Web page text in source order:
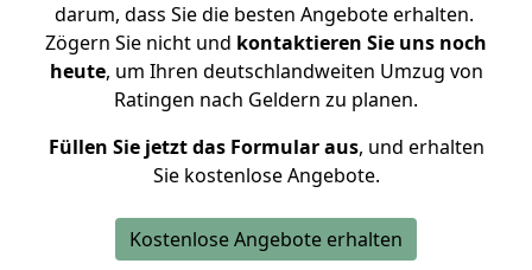
darum, dass Sie die besten Angebote erhalten.
Zögern Sie nicht und kontaktieren Sie uns noch
heute, um Ihren deutschlandweiten Umzug von
Ratingen nach Geldern zu planen.
Füllen Sie jetzt das Formular aus, und erhalten
Sie kostenlose Angebote.
Kostenlose Angebote erhalten